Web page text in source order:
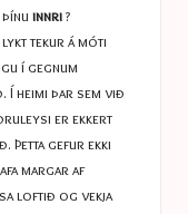
innri?
lykt tekur á móti
í gegnum
Í heimi þar sem við
er ekkert
Þetta gefur ekki
margar af
loftið og vekja